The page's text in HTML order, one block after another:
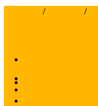
/ /